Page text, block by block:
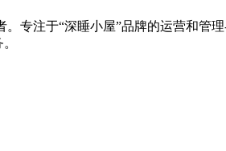
专注于“深睡小屋”品牌的运营和管